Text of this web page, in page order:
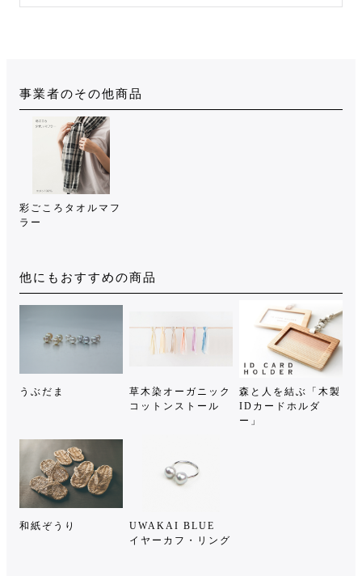
事業者のその他商品
彩ごころタオルマフ
ラー
他にもおすすめの商品
うぶだま
草木染オーガニック
コットンストール
森と人を結ぶ「木製
IDカードホルダ
ー」
和紙ぞうり
UWAKAI BLUE
イヤーカフ・リング